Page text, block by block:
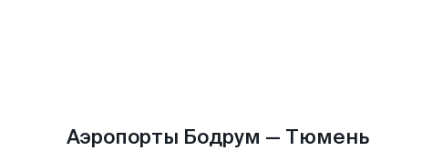
Аэропорты Бодрум — Тюмень